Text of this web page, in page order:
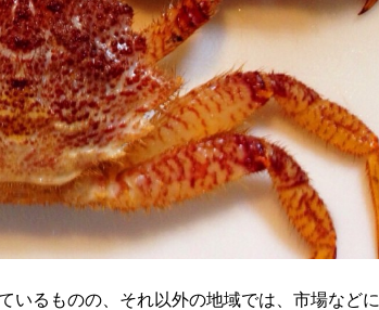
いるものの、それ以外の地域では、市場などに